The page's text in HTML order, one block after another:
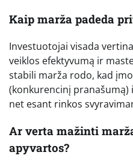
Kaip marža padeda
Investuotojai visada
veiklos efektyvumą ir
stabili marža rodo, kad
(konkurencinį
net esant rinkos
Ar verta mažinti
apyvartos?